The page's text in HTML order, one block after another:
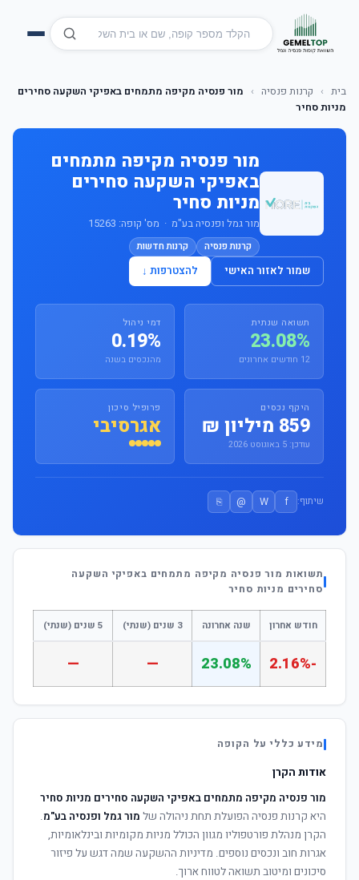
בית › קרנות פנסיה ›
מור פנסיה מקיפה מתמחים באפיקי השקעה סחירים
מניות סחיר
מור פנסיה מקיפה מתמחים
באפיקי השקעה סחירים
מניות סחיר
מור גמל ופנסיה בע"מ · מס' קופה: 15263
קרנות פנסיה קרנות חדשות
שמור לאזור האישי להצטרפות ↓
תשואה שנתית
23.08%
12 חודשים אחרונים
דמי ניהול
0.19%
מהנכסים בשנה
היקף נכסים
859 מיליון ₪
עודכן: 5 באוגוסט 2026
פרופיל סיכון
אגרסיבי
שיתוף: f
W
@
⎘
תשואות מור פנסיה מקיפה מתמחים באפיקי השקעה
סחירים מניות סחיר
חודש אחרון שנה אחרונה 3 שנים (שנתי) 5 שנים (שנתי)
-2.16%
23.08%
—
—
מידע כללי על הקופה
אודות הקרן
מור פנסיה מקיפה מתמחים באפיקי השקעה סחירים מניות סחיר
היא קרנות פנסיה הפועלת תחת ניהולה של מור גמל ופנסיה בע"מ.
הקרן מנהלת פורטפוליו מגוון הכולל מניות מקומיות ובינלאומיות,
אגרות חוב ונכסים נוספים. מדיניות ההשקעה שמה דגש על פיזור
סיכונים ומיטוב תשואה לטווח ארוך.